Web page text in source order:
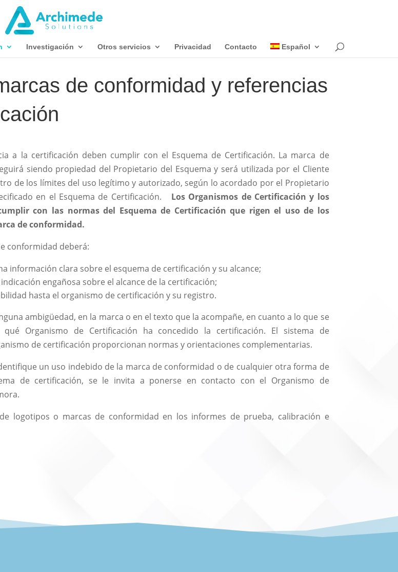
Investigación Otros servicios Privacidad Contacto Español
de conformidad y referencias
a la certificación deben cumplir con el Esquema de Certificación. La marca de
siendo propiedad del Propietario del Esquema y será utilizada por el Cliente
de los límites del uso legítimo y autorizado, según lo acordado por el Propietario
en el Esquema de Certificación.
Los Organismos de Certificación y los
con las normas del Esquema de Certificación que rigen el uso de los
de conformidad.
conformidad deberá:
información clara sobre el esquema de certificación y su alcance;
engañosa sobre el alcance de la certificación;
hasta el organismo de certificación y su registro.
ambigüedad, en la marca o en el texto que la acompañe, en cuanto a lo que se
Organismo de Certificación ha concedido la certificación. El sistema de
de certificación proporcionan normas y orientaciones complementarias.
un uso indebido de la marca de conformidad o de cualquier otra forma de
de certificación, se le invita a ponerse en contacto con el Organismo de
logotipos o marcas de conformidad en los informes de prueba, calibración e